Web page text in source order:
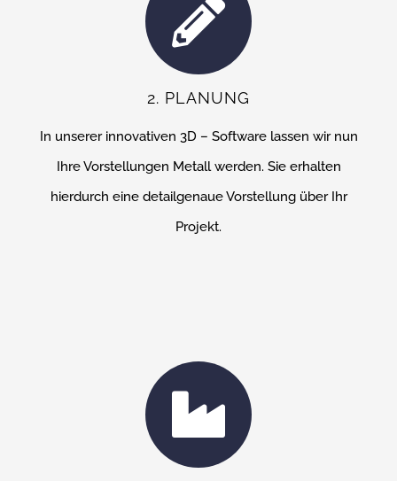
2. PLANUNG
In unserer innovativen 3D – Software lassen wir nun
Ihre Vorstellungen Metall werden. Sie erhalten
hierdurch eine detailgenaue Vorstellung über Ihr
Projekt.